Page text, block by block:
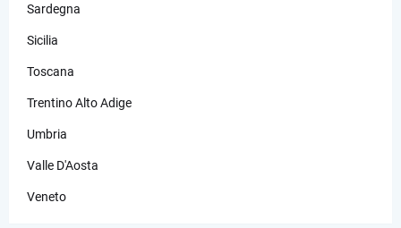
Sardegna
Sicilia
Toscana
Trentino Alto Adige
Umbria
Valle D'Aosta
Veneto